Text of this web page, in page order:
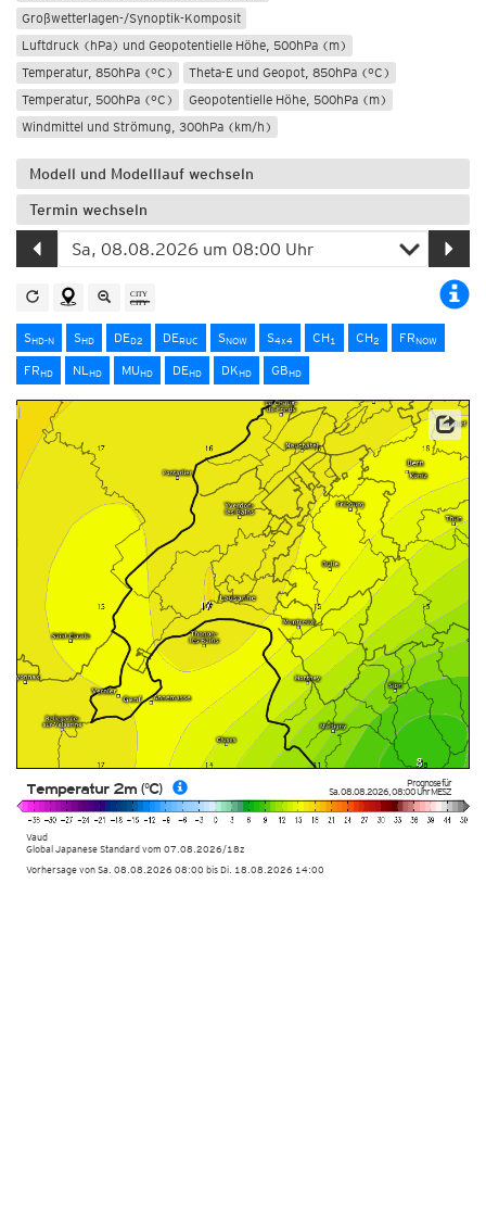
Großwetterlagen-/Synoptik-Komposit
Luftdruck (hPa) und Geopotentielle Höhe, 500hPa (m)
Temperatur, 850hPa (°C)
Theta-E und Geopot, 850hPa (°C)
Temperatur, 500hPa (°C)
Geopotentielle Höhe, 500hPa (m)
Windmittel und Strömung, 300hPa (km/h)
Modell und Modelllauf wechseln
Termin wechseln
SHD-N SHD DED2 DERUC SNOW S4x4 CH1 CH2 FRNOW
FRHD NLHD MUHD DEHD DKHD GBHD
Prognose für
Sa. 08.08.2026,08:00 UhrMESZ
Vaud
Global Japanese Standard vom 07.08.2026/18z
Temperatur 2m (°C)
Vorhersage von Sa. 08.08.2026 08:00 bis Di. 18.08.2026 14:00
Source: Japan Meteorological Agency (JMA)